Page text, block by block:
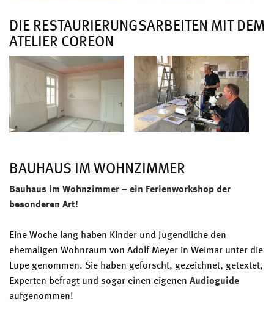
DIE RESTAURIERUNGSARBEITEN MIT DEM
ATELIER COREON
BAUHAUS IM WOHNZIMMER
Bauhaus im Wohnzimmer – ein Ferienworkshop der
besonderen Art!
Eine Woche lang haben Kinder und Jugendliche den
ehemaligen Wohnraum von Adolf Meyer in Weimar unter die
Lupe genommen. Sie haben geforscht, gezeichnet, getextet,
Experten befragt und sogar einen eigenen Audioguide
aufgenommen!